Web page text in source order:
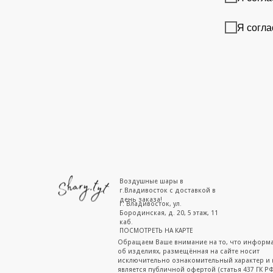
Я
г. Владивосток, ул.
Бородинская, д. 20, 5 этаж, 11
каб.
ПОСМОТРЕТЬ НА КАРТЕ
Воздушные шары в
г.Владивосток с доставкой в
день заказа!
Обращаем Ваше внимание на то, что
об изделиях, размещённая на сайте носит
исключительно ознакомительный характер и
является публичной офертой (статья 437 ГК